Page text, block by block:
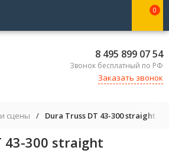
0
8 495 899 07 54
Звонок бесплатный по РФ
Заказать звонок
сцены / Dura Truss DT 43-300 straight
43-300 straight